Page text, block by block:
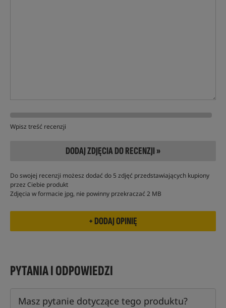
Wpisz treść recenzji
DODAJ ZDJĘCIA DO RECENZJI »
Do swojej recenzji możesz dodać do 5 zdjęć przedstawiających kupiony
przez Ciebie produkt
Zdjęcia w formacie jpg, nie powinny przekraczać 2 MB
PYTANIA I ODPOWIEDZI
Masz pytanie dotyczące tego produktu?